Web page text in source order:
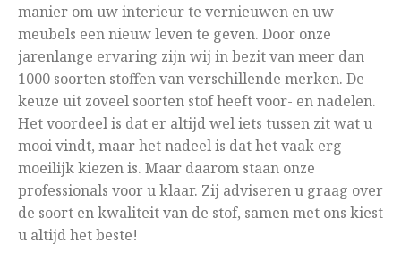
manier om uw interieur te vernieuwen en uw
meubels een nieuw leven te geven. Door onze
jarenlange ervaring zijn wij in bezit van meer dan
1000 soorten stoffen van verschillende merken. De
keuze uit zoveel soorten stof heeft voor- en nadelen.
Het voordeel is dat er altijd wel iets tussen zit wat u
mooi vindt, maar het nadeel is dat het vaak erg
moeilijk kiezen is. Maar daarom staan onze
professionals voor u klaar. Zij adviseren u graag over
de soort en kwaliteit van de stof, samen met ons kiest
u altijd het beste!